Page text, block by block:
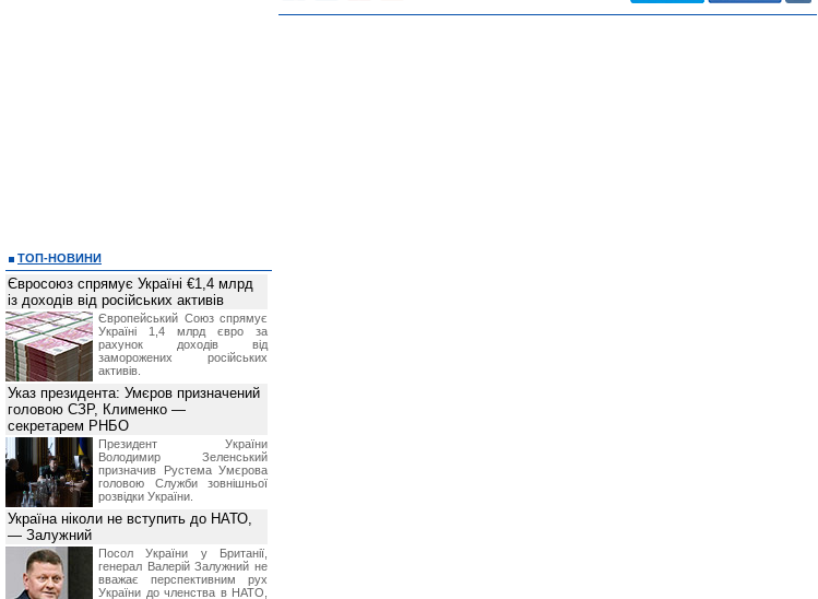
ТОП-НОВИНИ
Євросоюз спрямує Україні €1,4 млрд
із доходів від російських активів
Європейський Союз спрямує
Україні 1,4 млрд євро за
рахунок доходів від
заморожених російських
активів.
Указ президента: Умєров призначений
головою СЗР, Клименко —
секретарем РНБО
Президент України
Володимир Зеленський
призначив Pустема Умєрова
головою Служби зовнішньої
розвідки України.
Україна ніколи не вступить до НАТО,
— Залужний
Посол України у Британії,
генерал Валерій Залужний не
вважає перспективним рух
України до членства в НАТО,